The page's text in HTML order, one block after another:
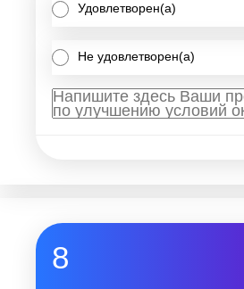
Удовлетворен(а)
Не удовлетворен(а)
8